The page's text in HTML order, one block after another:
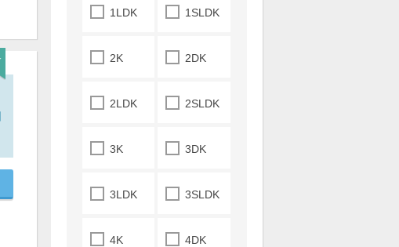
1LDK 1SLDK
2K 2DK
2LDK 2SLDK
3K 3DK
3LDK 3SLDK
4K 4DK